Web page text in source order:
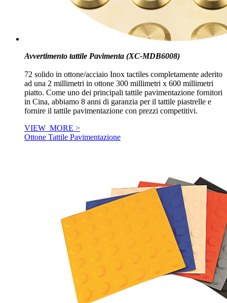
Avvertimento tattile Pavimenta (XC-MDB6008)
72 solido in ottone/acciaio Inox tactiles completamente aderito
ad una 2 millimetri in ottone 300 millimetri x 600 millimetri
piatto. Come uno dei principali tattile pavimentazione fornitori
in Cina, abbiamo 8 anni di garanzia per il tattile piastrelle e
fornire il tattile pavimentazione con prezzi competitivi.
VIEW_MORE >
Ottone Tattile Pavimentazione